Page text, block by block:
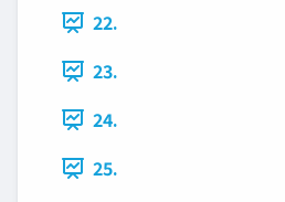
22.
23.
24.
25.